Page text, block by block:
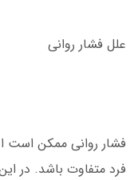
علل فشار روانی
فشار روانی ممکن است
فرد متفاوت باشد. در